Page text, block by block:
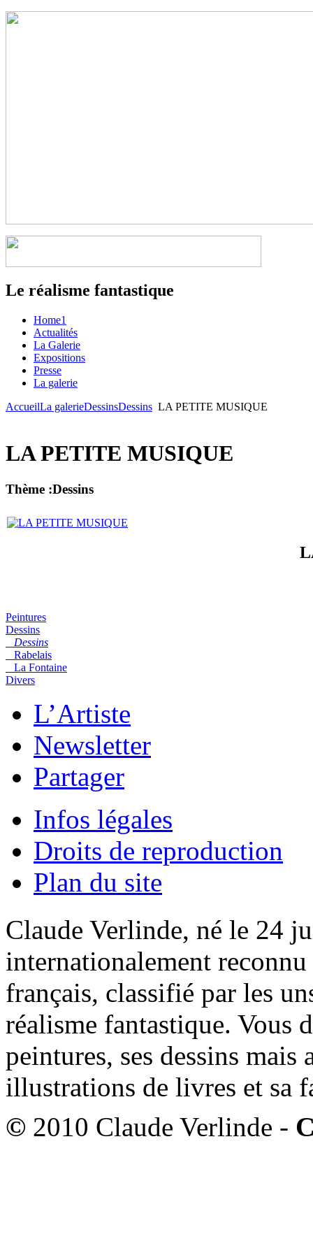
Le réalisme fantastique
Home1
Actualités
La Galerie
Expositions
Presse
La galerie
AccueilLa galerieDessinsDessins LA PETITE MUSIQUE
LA PETITE MUSIQUE
Thème :Dessins
Peintures
Dessins
Dessins
Rabelais
La Fontaine
Divers
L’Artiste
Newsletter
Partager
Infos légales
Droits de reproduction
Plan du site
Claude Verlinde, né le 24
internationalement
français, classifié par les
réalisme fantastique. Vous
peintures, ses dessins mais
illustrations de livres et sa
© 2010 Claude Verlinde -